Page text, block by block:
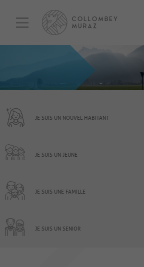
JE SUIS UN NOUVEL HABITANT
JE SUIS UN JEUNE
JE SUIS UNE FAMILLE
JE SUIS UN SENIOR